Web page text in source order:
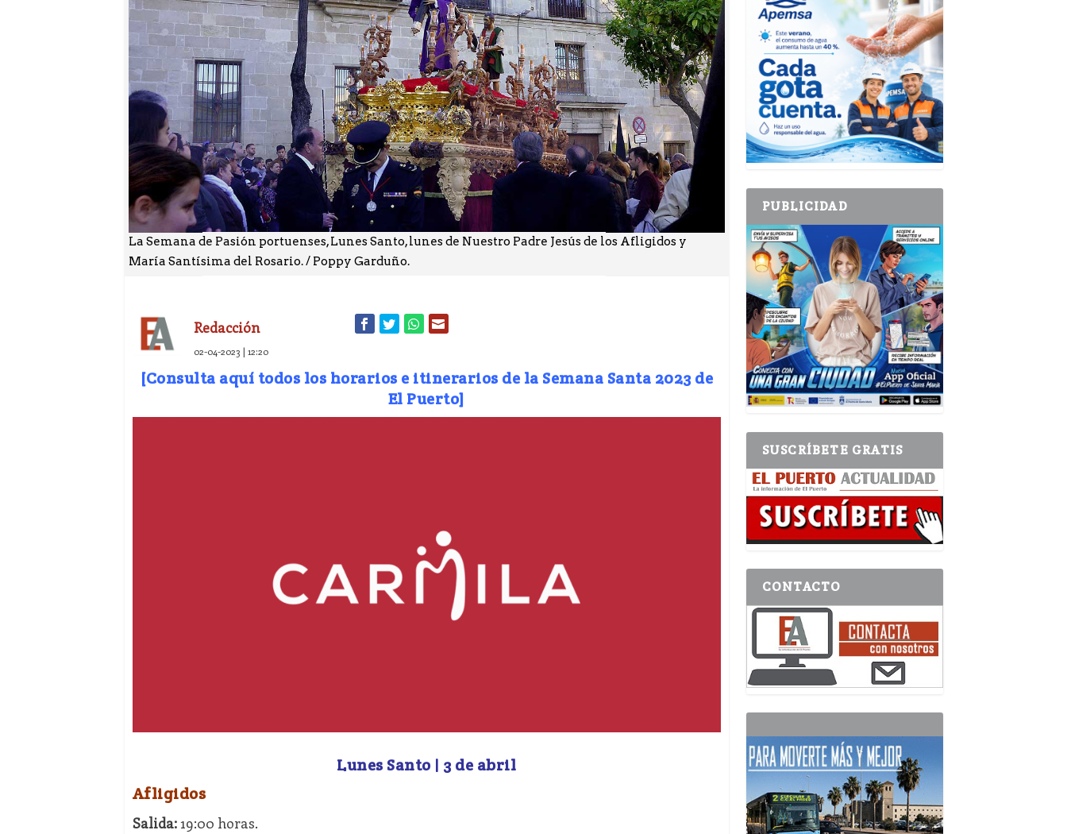
La Semana de Pasión portuenses, Lunes Santo, lunes de Nuestro Padre Jesús de los Afligidos y
María Santísima del Rosario. / Poppy Garduño.
Redacción
02-04-2023 | 12:20
[Consulta aquí todos los horarios e itinerarios de la Semana Santa 2023 de
El Puerto]
Lunes Santo | 3 de abril
Afligidos
Salida:19:00 horas.
PUBLICIDAD
SUSCRÍBETE GRATIS
CONTACTO